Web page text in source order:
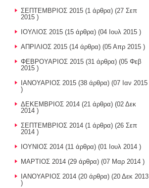
ΣΕΠΤΕΜΒΡΙΟΣ 2015 (1 άρθρα) (27 Σεπ
2015 )
ΙΟΥΛΙΟΣ 2015 (15 άρθρα) (04 Ιουλ 2015 )
ΑΠΡΙΛΙΟΣ 2015 (14 άρθρα) (05 Απρ 2015 )
ΦΕΒΡΟΥΑΡΙΟΣ 2015 (31 άρθρα) (05 Φεβ
2015 )
ΙΑΝΟΥΑΡΙΟΣ 2015 (38 άρθρα) (07 Ιαν 2015
)
ΔΕΚΕΜΒΡΙΟΣ 2014 (21 άρθρα) (02 Δεκ
2014 )
ΣΕΠΤΕΜΒΡΙΟΣ 2014 (1 άρθρα) (26 Σεπ
2014 )
ΙΟΥΝΙΟΣ 2014 (11 άρθρα) (01 Ιουλ 2014 )
ΜΑΡΤΙΟΣ 2014 (29 άρθρα) (07 Μαρ 2014 )
ΙΑΝΟΥΑΡΙΟΣ 2014 (20 άρθρα) (20 Δεκ 2013
)